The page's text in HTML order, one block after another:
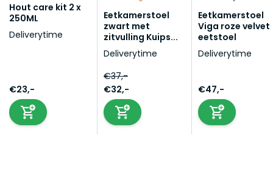
Hout care kit 2 x
250ML
Deliverytime
€23,-
Eetkamerstoel
zwart met
zitvulling Kuips...
Deliverytime
€37,-
€32,-
Eetkamerstoel
Viga roze velvet
eetstoel
Deliverytime
€47,-